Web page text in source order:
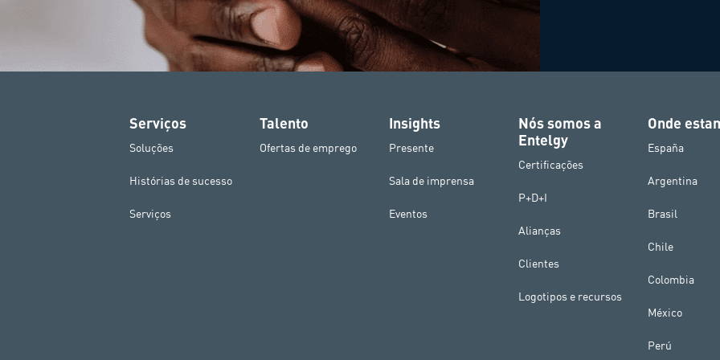
Serviços
Soluções
Histórias de sucesso
Serviços
Talento
Ofertas de emprego
Insights
Presente
Sala de imprensa
Eventos
Nós somos a
Entelgy
Certificações
P+D+I
Alianças
Clientes
Logotipos e recursos
Onde
España
Argentina
Brasil
Chile
Colombia
México
Perú